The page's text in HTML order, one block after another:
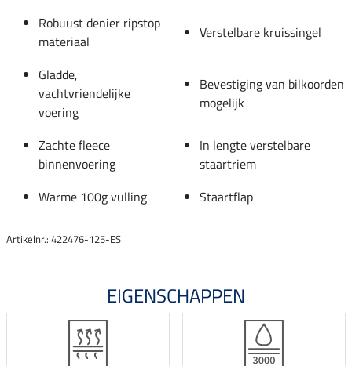
Robuust denier ripstop
materiaal
Verstelbare kruissingel
Gladde,
vachtvriendelijke
voering
Bevestiging van bilkoorden
mogelijk
Zachte fleece
binnenvoering
In lengte verstelbare
staartriem
Warme 100g vulling
Staartflap
Artikelnr.: 422476-125-ES
EIGENSCHAPPEN